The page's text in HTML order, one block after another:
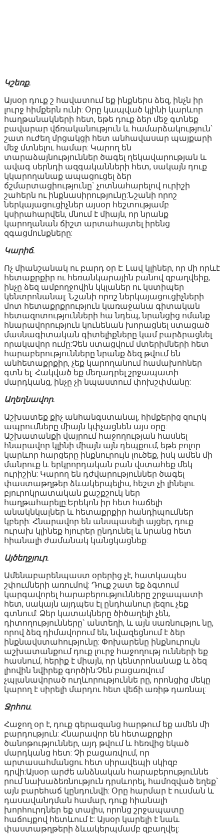
Կշեռք.
Այսօր դուք շ հավատում եք ինքներս ձեզ, ինչն իր
լուրջ հիմքերն ունի: Օրը կապված կլինի կարևոր
հաղթանակների հետ, եթե դուք ձեր մեջ գտնեք
բավարար վճռականություն և համարձակություն`
շատ ուժեղ մրցակցի հետ անհավասար պայքարի
մեջ մտնելու համար: Կարող են
տարաձայնություններ ծագել ղեկավարության և
ավագ սերնդի ազգականների հետ, սակայն դուք
կկարողանաք ապացուցել ձեր
ճշմարտացիությունը` չոտնահարելով ուրիշի
շահերն ու ինքնասիրությունը:Նշանի որոշ
ներկայացուցիչներ այսօր հեշտությամբ
կսիրահարվեն, մնում է միայն, որ նրանք
կարողանան ճիշտ արտահայտել իրենց
զգացմունքները:
Կարիճ.
Ոչ միանշանակ ու բարդ օր է: Լավ կլիներ, որ մի որևէ
հետաքրքիր ու հեռանկարային բանով զբաղվեիք,
ինչը ձեզ ամբողջովին կկլաներ ու կստիպեր
կենտրոնանալ: Նշանի որոշ ներկայացուցիչների
մոտ հետաքրքրություն կառաջանա գիտական
հետազոտությունների հա նդեպ, նրանցից ոմանք
հնարավորություն կունենան խորացնել ստացած
մասնագիտական գիտելիքները կամ բարձրացնել
որակավոր ումը:Չեն ստացվում մտերիմների հետ
հարաբերությունները նրանք ձեզ թվում են
անհետաքրքիր, չեք կարողանում համախոհներ
գտն ել: Հակված եք մեղադրել շրջապատի
մարդկանց, ինչը չի նպաստում փոխշփմանը:
Աղեղնավոր.
Աշխատեք քիչ անհանգստանալ, հիմքերից զուրկ
ապրումները միայն կփչացնեն այս օրը:
Աշխատանքի վայրում հաջողության հասնել
հնարավոր կլինի միայն այն դեպքում, եթե բոլոր
կարևոր հարցերը ինքնուրույն լուծեք, իսկ ամեն մի
մանրուք և երկրորդական բան վստահեք մեկ
ուրիշին: Կարող են դժվարություններ ծագել
փաստաթղթեր ձևակերպելիս, հեշտ չի լինելու
բյուրոկրատական քաշքշուկ ներ
հաղթահարելը:Երեկոն իր հետ հաճելի
անակնկալներ և հետաքրքիր հանդիպումներ
կբերի: Հնարավոր են անսպասելի այցեր, դուք
ուրախ կլինեք հյուրեր ընդունել և նրանց հետ
հիանալի ժամանակ կանցկացնեք:
Այծեղջյուր.
Ամենաբարենպաստ օրերից չէ, հատկապես
շփումների առումով: Դուք շատ եք ձգտում
կարգավորել հարաբերությունները շրջապատի
հետ, սակայն այդպես էլ ընդհանուր լեզու չեք
գտնում: Ձեր կատակները ծիծաղելի չեն,
դիտողությունները` անտեղի, և այն սառնությու նը,
որով ձեզ դիմավորում են, նվազեցնում է ձեր
ինքնավստահությունը: Փոխարենը ինքնուրույն
աշխատանքում դուք լուրջ հաջողությ ունների եք
հասնում, հերիք է միայն, որ կենտրոնանաք և ձեզ
լիովին նվիրեք գործին:Չեն բացառվում
չպլանավորած ուղևորություննե րը, որոնցից մեկը
կարող է սիրելի մարդու հետ վեճի առիթ դառնալ:
Ջրհոս.
Հաջող օր է, դուք գերազանց հարթում եք ամեն մի
բարդություն: Հնարավոր են հետաքրքիր
ծանոթություններ, այդ թվում և հեռվից եկած
մարդկանց հետ: Չի բացառվում, որ
արտասահմանցու հետ սիրավեպի սկիզբ
դրվի:Այսօր արժե անձնական հարաբերություննե
րում նախաձեռնություն դրսևորել, համոզված եղեք`
այն բարեհաճ կընդունվի: Օրը հարմար է ուսման և
դասավանդման համար, դուք հիանալի
խորհուրդներ եք տալիս, որոնց շրջապատը
հաճույքով հետևում է: Այսօր կարելի է նաև
փաստաթղթերի ձևակերպմամբ զբաղվել: